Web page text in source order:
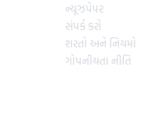
ન્યૂઝપેપર
સંપર્ક કરો
શરતો અને નિયમો
ગોપનીયતા નીતિ